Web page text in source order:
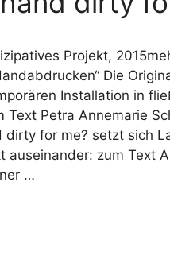
Projekt,
Die
Installation in
Text Petra Annemarie
dirty for me? setzt sich
auseinander: zum Text
…